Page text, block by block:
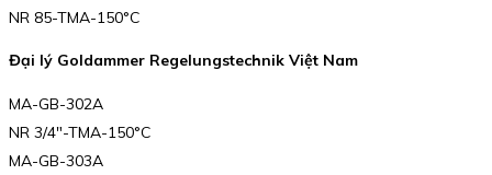
NR 85-TMA-150°C
Đại lý Goldammer Regelungstechnik Việt Nam
MA-GB-302A
NR 3/4″-TMA-150°C
MA-GB-303A